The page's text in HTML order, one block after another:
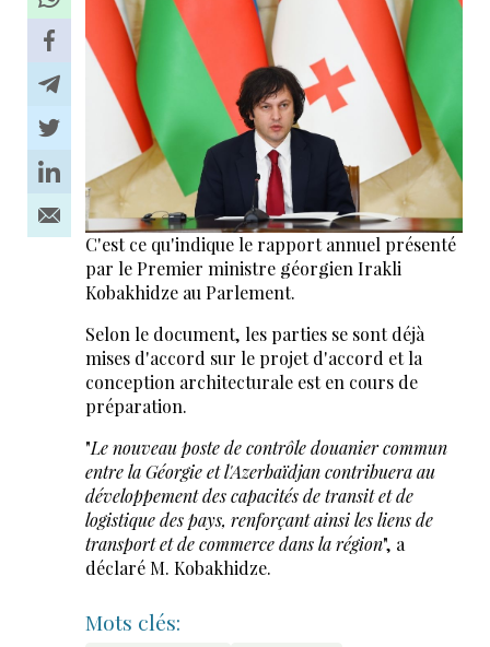
C'est ce qu'indique le rapport annuel présenté
par le Premier ministre géorgien Irakli
Kobakhidze au Parlement.
Selon le document, les parties se sont déjà
mises d'accord sur le projet d'accord et la
conception architecturale est en cours de
préparation.
"Le nouveau poste de contrôle douanier commun
entre la Géorgie et l'Azerbaïdjan contribuera au
développement des capacités de transit et de
logistique des pays, renforçant ainsi les liens de
transport et de commerce dans la région", a
déclaré M. Kobakhidze.
Mots clés: